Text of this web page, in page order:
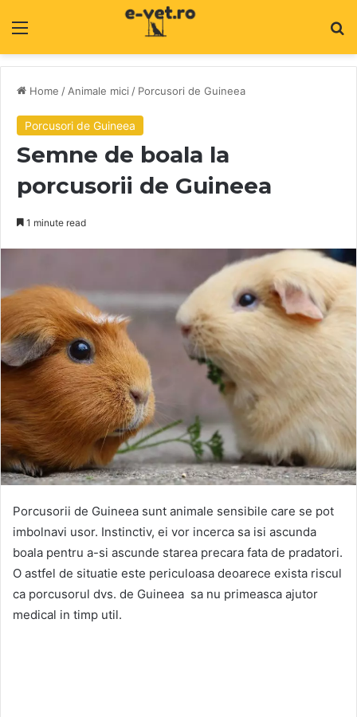
Home / Animale mici / Porcusori de Guineea
Porcusori de Guineea
Semne de boala la
porcusorii de Guineea
1 minute read
Porcusorii de Guineea sunt animale sensibile care se pot
imbolnavi usor. Instinctiv, ei vor incerca sa isi ascunda
boala pentru a-si ascunde starea precara fata de pradatori.
O astfel de situatie este periculoasa deoarece exista riscul
ca porcusorul dvs. de Guineea sa nu primeasca ajutor
medical in timp util.